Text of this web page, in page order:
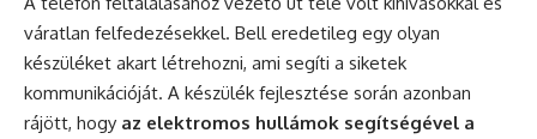
váratlan felfedezésekkel. Bell eredetileg egy olyan
készüléket akart létrehozni, ami segíti a siketek
kommunikációját. A készülék fejlesztése során azonban
rájött, hogy az elektromos hullámok segítségével a